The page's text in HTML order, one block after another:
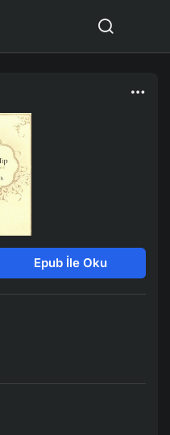
Epub İle Oku